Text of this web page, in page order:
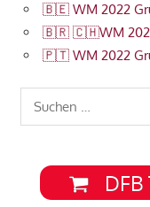
🇧🇪 WM 2022
🇧🇷 🇨🇭WM
🇵🇹 WM 2022
Suchen
nach: